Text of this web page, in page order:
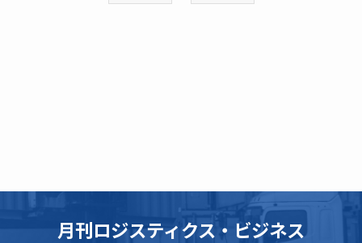
月刊ロジスティクス・ビジネス